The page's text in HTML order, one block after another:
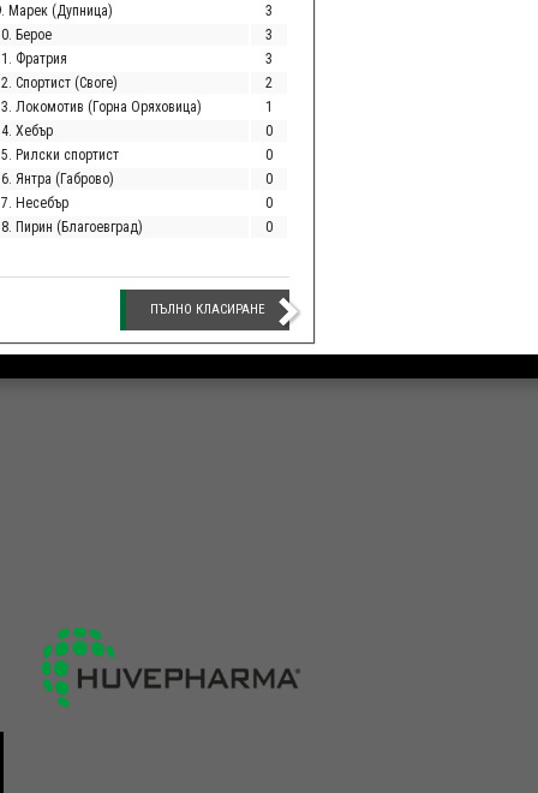
Марек (Дупница)
3
Берое
3
Фратрия
3
Спортист (Своге)
2
Локомотив (Горна Оряховица)
1
Хебър
0
Рилски спортист
0
Янтра (Габрово)
0
Несебър
0
Пирин (Благоевград)
0
ПЪЛНО КЛАСИРАНЕ